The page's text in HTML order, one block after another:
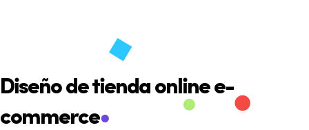
Diseño de tienda online e-
commerce